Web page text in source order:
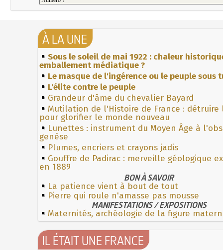
À LA UNE
Sous le soleil de mai 1922 : chaleur
emballement médiatique ?
Le masque de l'ingérence ou le peuple sous
L'élite contre le peuple
Grandeur d'âme du chevalier Bayard
Mutilation de l'Histoire de France : détruire
pour glorifier le monde nouveau
Lunettes : instrument du Moyen Âge à
genèse
Plumes, encriers et crayons jadis
Gouffre de Padirac : merveille géologique
en 1889
BON À SAVOIR
La patience vient à bout de tout
Pierre qui roule n'amasse pas mousse
MANIFESTATIONS / EXPOSITIONS
Maternités, archéologie de la figure
IL ÉTAIT UNE FRANCE